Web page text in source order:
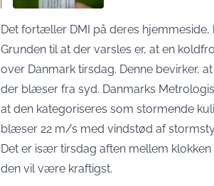
Det fortæller DMI på deres
Grunden til at der varsles er, at en
over Danmark tirsdag. Denne bevirker,
der blæser fra syd. Danmarks
at den kategoriseres som stormende
blæser 22 m/s med vindstød af
Det er især tirsdag aften mellem
den vil være kraftigst.